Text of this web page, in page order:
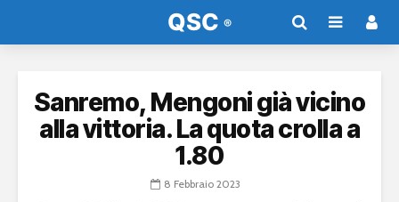
Sanremo, Mengoni già vicino
alla vittoria. La quota crolla a
1.80
8 Febbraio 2023